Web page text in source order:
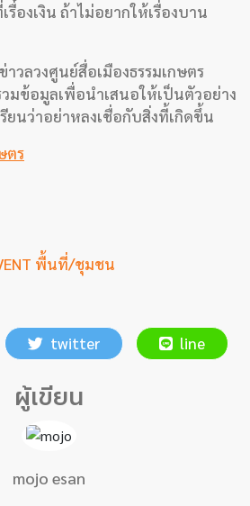
องเงิน ถ้าไม่อยากให้เรื่องบาน
วลวงศูนย์สื่อเมืองธรรมเกษตร
วมข้อมูลเพื่อนำเสนอให้เป็นตัวอย่าง
ยนว่าอย่าหลงเชื่อกับสิ่งที้เกิดขึ้น
ตร
พื้นที่/ชุมชน
twitter line
ผู้เขียน
mojo esan